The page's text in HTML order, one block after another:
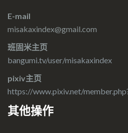
E-mail
misakaxindex@gmail.com
班固米主页
bangumi.tv/user/misakaxindex
pixiv主页
https://www.pixiv.net/
其他操作